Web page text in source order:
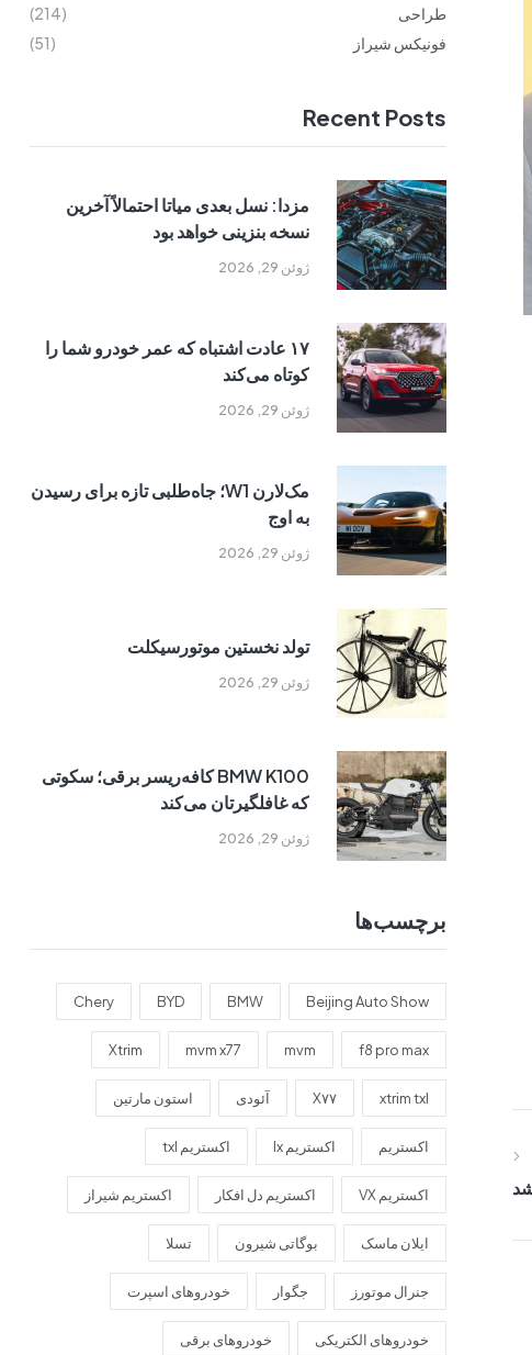
طراحی
(214)
فونیکس شیراز
(51)
Recent Posts
ژوئن 29, 2026
مزدا: نسل بعدی میاتا احتمالاً آخرین
نسخه بنزینی خواهد بود
ژوئن 29, 2026
۱۷ عادت اشتباه که عمر خودرو شما را
کوتاه می‌کند
ژوئن 29, 2026
مک‌لارن W1؛ جاه‌طلبی تازه برای رسیدن
به اوج
ژوئن 29, 2026
تولد نخستین موتورسیکلت
ژوئن 29, 2026
BMW K100 کافه‌ریسر برقی؛ سکوتی
که غافلگیرتان می‌کند
برچسب‌ها
Beijing Auto Show
BMW
BYD
Chery
f8 pro max
mvm
mvm x77
Xtrim
xtrim txl X۷۷ آئودی استون مارتین
اکستریم اکستریم lx اکستریم txl
اکستریم VX اکستریم دل افکار اکستریم شیراز
ایلان ماسک بوگاتی شیرون تسلا
جنرال موتورز جگوار خودروهای اسپرت
خودروهای الکتریکی خودروهای برقی